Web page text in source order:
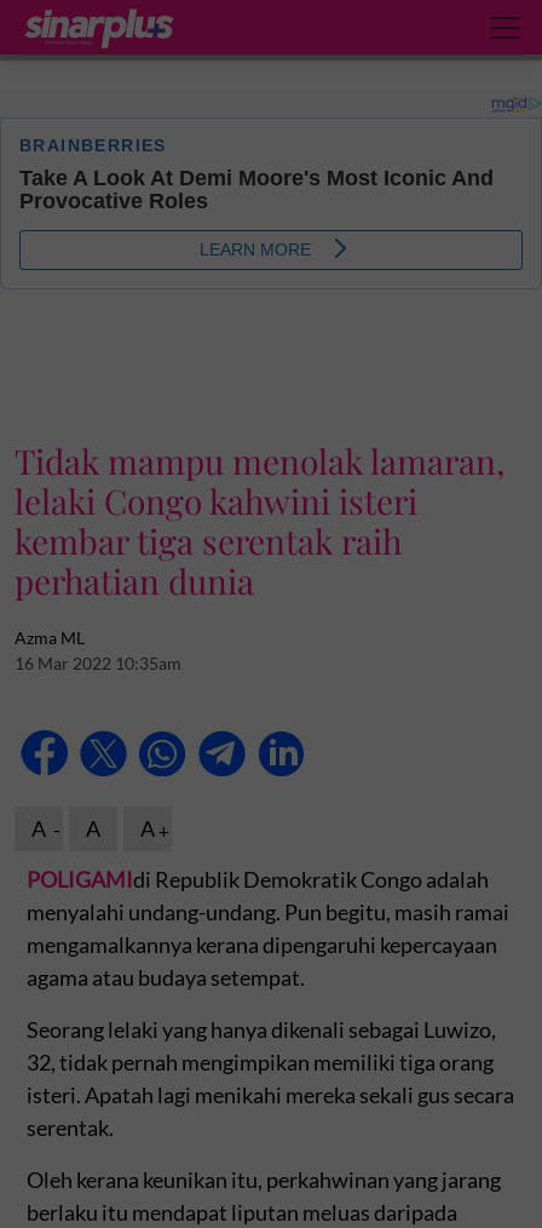
Tidak mampu menolak lamaran,
lelaki Congo kahwini isteri
kembar tiga serentak raih
perhatian dunia
Azma ML
16 Mar 2022 10:35am
A A
A
POLIGAMIdi Republik Demokratik Congo adalah
menyalahi undang-undang. Pun begitu, masih ramai
mengamalkannya kerana dipengaruhi kepercayaan
agama atau budaya setempat.
Seorang lelaki yang hanya dikenali sebagai Luwizo,
32, tidak pernah mengimpikan memiliki tiga orang
isteri. Apatah lagi menikahi mereka sekali gus secara
serentak.
Oleh kerana keunikan itu, perkahwinan yang jarang
berlaku itu mendapat liputan meluas daripada